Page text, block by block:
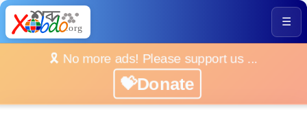
☰
🎗️ No more ads! Please support us ...
💝Donate